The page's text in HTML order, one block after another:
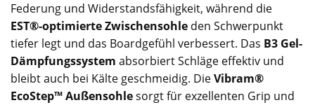
Federung und Widerstandsfähigkeit, während die
EST®-optimierte Zwischensohle den Schwerpunkt
tiefer legt und das Boardgefühl verbessert. Das B3 Gel-
Dämpfungssystem absorbiert Schläge effektiv und
bleibt auch bei Kälte geschmeidig. DieVibram®
EcoStep™ Außensohlesorgt für exzellenten Grip und